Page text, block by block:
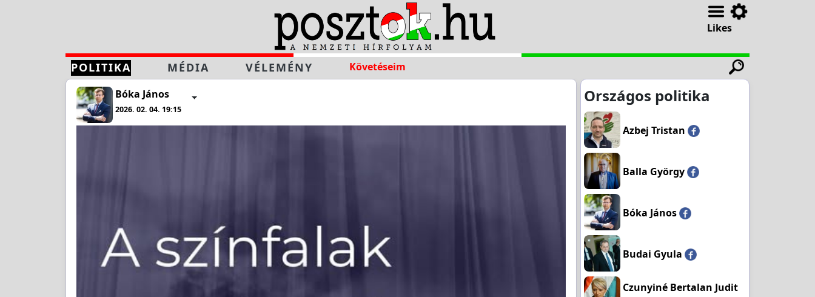
Likes
POLITIKA MÉDIA VÉLEMÉNY Követéseim
Bóka János
2026. 02. 04. 19:15
Országos politika
Azbej Tristan
Balla György
Bóka János
Budai Gyula
Czunyiné Bertalan Judit